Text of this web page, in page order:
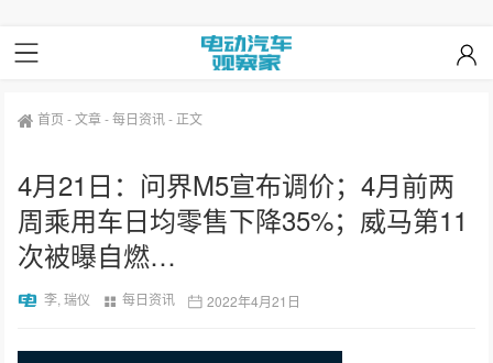
首页 -文章-每日资讯- 正文
4月21日：问界M5宣布调价；4月前两
周乘用车日均零售下降35%；威马第11
次被曝自燃…
李, 瑞仪 每日资讯 2022年4月21日